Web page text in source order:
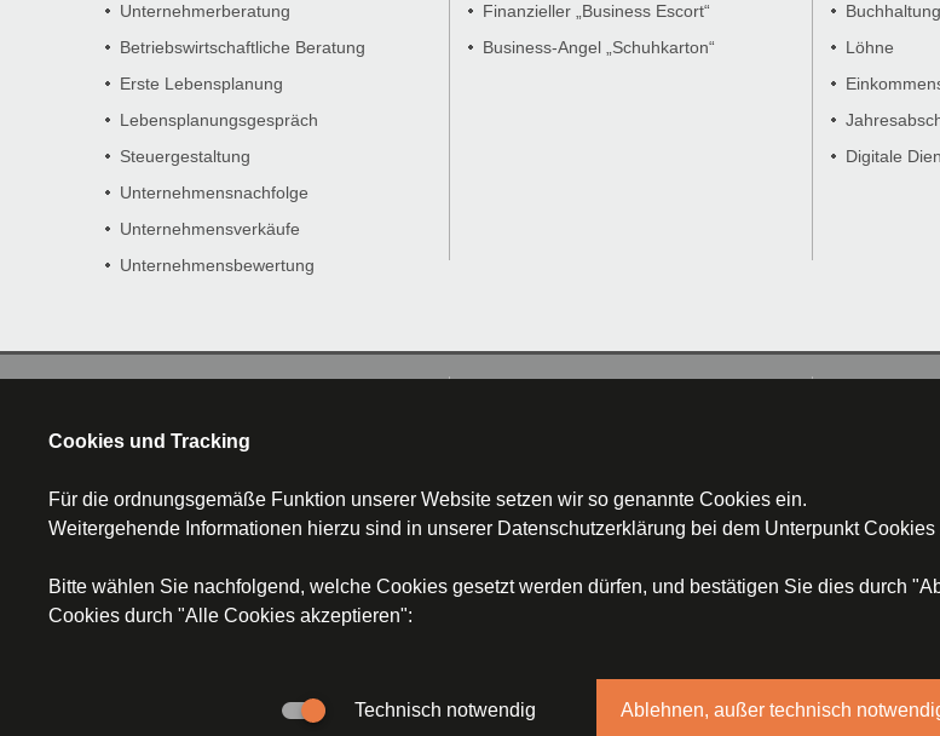
Unternehmerberatung
Betriebswirtschaftliche Beratung
Erste Lebensplanung
Lebensplanungsgespräch
Steuergestaltung
Unternehmensnachfolge
Unternehmensverkäufe
Unternehmensbewertung
Finanzieller „Business Escort“
Business-Angel „Schuhkarton“
Buchhaltung
Löhne
Digitale
© Segerer Düchs & Kollegen, An der Staustufe 2a, 97318 Kitzingen, E-Mail:
Cookies und Tracking
Für die ordnungsgemäße Funktion unserer Website setzen wir so genannte Cookies ein.
Weitergehende Informationen hierzu sind in unserer Datenschutzerklärung bei dem Unterpunkt Cookies
Bitte wählen Sie nachfolgend, welche Cookies gesetzt werden dürfen, und bestätigen Sie dies durch
Cookies durch "Alle Cookies akzeptieren":
Technisch notwendig Ablehnen, außer technisch